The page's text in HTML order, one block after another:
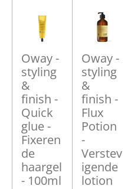
Oway -
styling
&
finish -
Quick
glue -
Fixeren
de
haargel
- 100ml
Oway -
styling
&
finish -
Flux
Potion
-
Verstev
igende
lotion